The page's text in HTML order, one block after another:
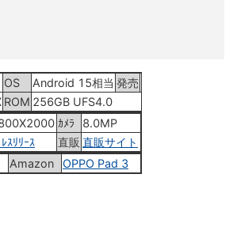
OS Android 15相当 発売
ROM 256GB UFS4.0
ｶﾒﾗ
8.0MP
ﾚｽﾘﾘｰｽ 直販 直販サイト
Amazon OPPO Pad 3